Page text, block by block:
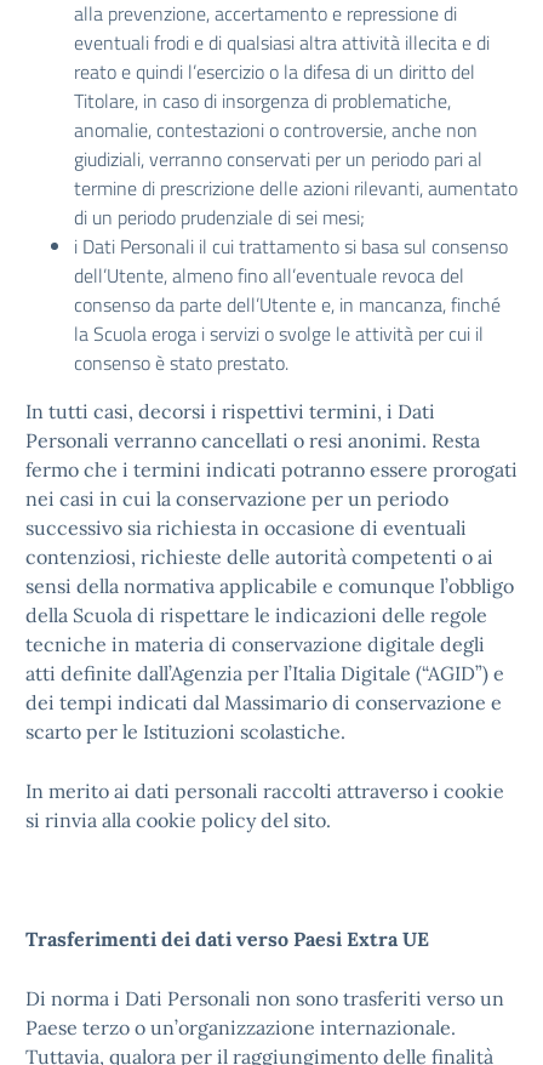
alla prevenzione, accertamento e repressione di
eventuali frodi e di qualsiasi altra attività illecita e di
reato e quindi l’esercizio o la difesa di un diritto del
Titolare, in caso di insorgenza di problematiche,
anomalie, contestazioni o controversie, anche non
giudiziali, verranno conservati per un periodo pari al
termine di prescrizione delle azioni rilevanti, aumentato
di un periodo prudenziale di sei mesi;
i Dati Personali il cui trattamento si basa sul consenso
dell’Utente, almeno fino all’eventuale revoca del
consenso da parte dell’Utente e, in mancanza, finché
la Scuola eroga i servizi o svolge le attività per cui il
consenso è stato prestato.
In tutti casi, decorsi i rispettivi termini, i Dati
Personali verranno cancellati o resi anonimi. Resta
fermo che i termini indicati potranno essere prorogati
nei casi in cui la conservazione per un periodo
successivo sia richiesta in occasione di eventuali
contenziosi, richieste delle autorità competenti o ai
sensi della normativa applicabile e comunque l’obbligo
della Scuola di rispettare le indicazioni delle regole
tecniche in materia di conservazione digitale degli
atti definite dall’Agenzia per l’Italia Digitale (“AGID”) e
dei tempi indicati dal Massimario di conservazione e
scarto per le Istituzioni scolastiche.
In merito ai dati personali raccolti attraverso i cookie
si rinvia alla cookie policy del sito.
Trasferimenti dei dati verso Paesi Extra UE
Di norma i Dati Personali non sono trasferiti verso un
Paese terzo o un’organizzazione internazionale.
Tuttavia, qualora per il raggiungimento delle finalità